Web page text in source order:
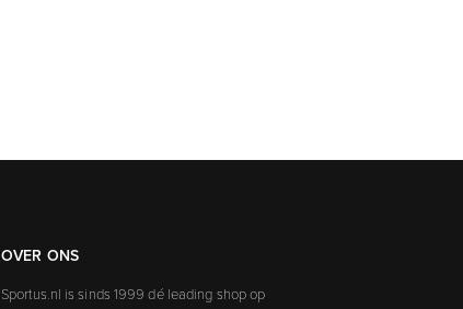
OVER ONS
Sportus.nl is sinds 1999 dé leading shop op